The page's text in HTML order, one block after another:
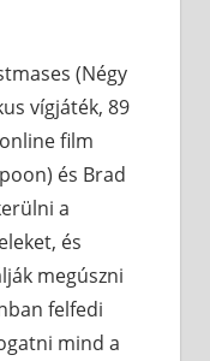
(Négy
vígjáték, 89
film
és Brad
a
és
megúszni
felfedi
mind a